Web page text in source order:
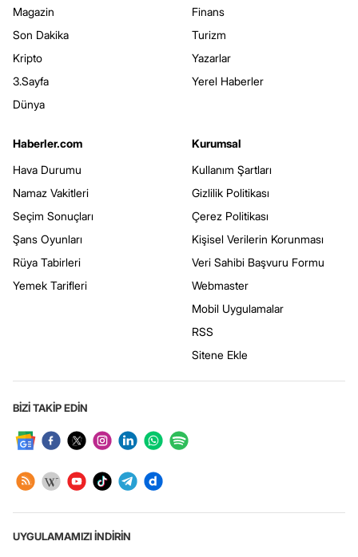
Magazin
Son Dakika
Kripto
3.Sayfa
Dünya
Finans
Turizm
Yazarlar
Yerel Haberler
Haberler.com
Hava Durumu
Namaz Vakitleri
Seçim Sonuçları
Şans Oyunları
Rüya Tabirleri
Yemek Tarifleri
Kurumsal
Kullanım Şartları
Gizlilik Politikası
Çerez Politikası
Kişisel Verilerin Korunması
Veri Sahibi Başvuru Formu
Webmaster
Mobil Uygulamalar
RSS
Sitene Ekle
BİZİ TAKİP EDİN
UYGULAMAMIZI İNDİRİN